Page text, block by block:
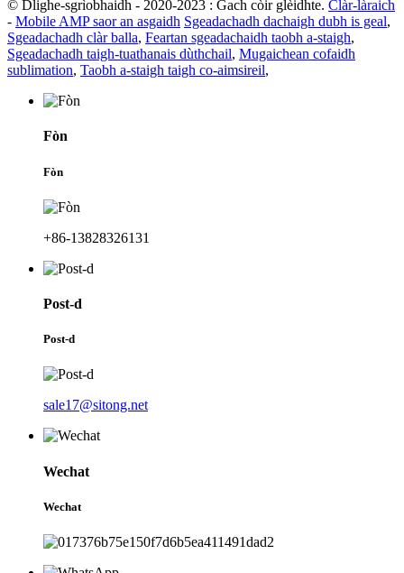
© Dlighe-sgrìobhaidh - 2020-2023 : Gach còir glèidhte. Clàr-làraich
- Mobile AMP saor an asgaidh Sgeadachadh dachaigh dubh is geal,
Sgeadachadh clàr balla, Feartan sgeadachaidh taobh a-staigh,
Sgeadachadh taigh-tuathanais dùthchail, Mugaichean cofaidh
sublimation, Taobh a-staigh taigh co-aimsireil,
Fòn
Fòn
+86-13828326131
Post-d
Post-d
sale17@sitong.net
Wechat
Wechat